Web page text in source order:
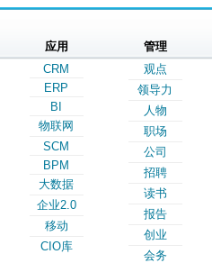
应用
CRM
ERP
BI
物联网
SCM
BPM
大数据
企业2.0
移动
CIO库
管理
观点
领导力
人物
职场
公司
招聘
读书
报告
创业
会务